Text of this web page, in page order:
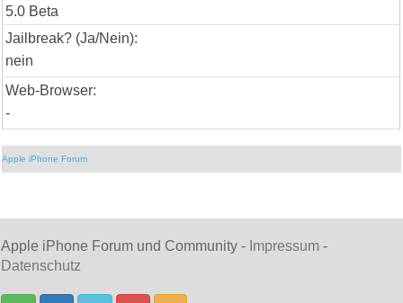
5.0 Beta
Jailbreak? (Ja/Nein):
nein
Web-Browser:
-
Apple iPhone Forum
Apple iPhone Forum und Community - Impressum -
Datenschutz